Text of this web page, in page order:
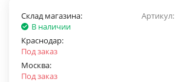
Артикул:
Склад магазина:
В наличии
Краснодар:
Под заказ
Москва:
Под заказ